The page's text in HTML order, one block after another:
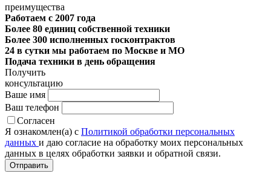
преимущества
Работаем с 2007 года
Более 80 единиц собственной техники
Более 300 исполненных госконтрактов
24 в сутки мы работаем по Москве и МО
Подача техники в день обращения
Получить
консультацию
Ваше имя
Ваш телефон
Согласен
Я ознакомлен(а) с Политикой обработки персональных
данных и даю согласие на обработку моих персональных
данных в целях обработки заявки и обратной связи.